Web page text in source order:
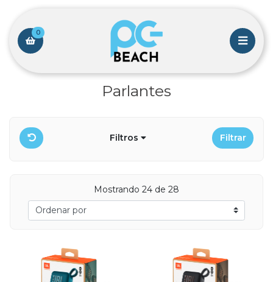
0
Parlantes
Filtros Filtrar
Mostrando 24 de 28